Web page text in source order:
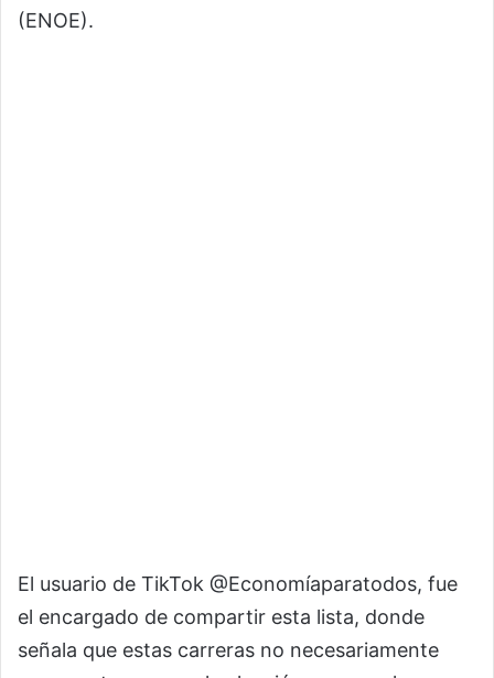
(ENOE).
El usuario de TikTok @Economíaparatodos, fue
el encargado de compartir esta lista, donde
señala que estas carreras no necesariamente